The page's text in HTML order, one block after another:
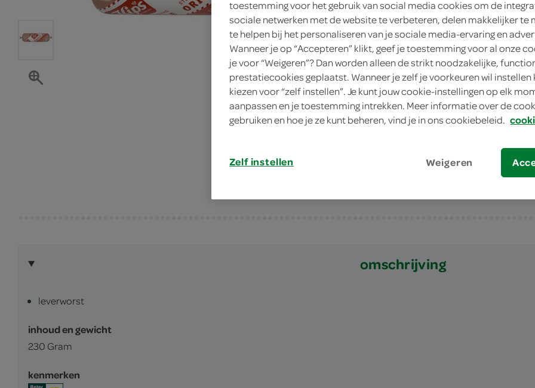
Let op: aanbiedingen zijn niet
verwerkt in de winkelmand.
stevige leverworst met vertrouwde
met 1 ster Beter Leven keurmerk
de bekende Kips leverworst smaak
omschrijving
leverworst
inhoud en gewicht
230 Gram
kenmerken
toestemming voor het gebruik van social media cookies om de
sociale netwerken met de website te verbeteren, delen makkelijker te
te helpen bij het personaliseren van je sociale media-ervaring en
Wanneer je op “Accepteren” klikt, geef je toestemming voor al onze
je voor “Weigeren”? Dan worden alleen de strikt noodzakelijke,
prestatiecookies geplaatst. Wanneer je zelf je voorkeuren wil instellen
kiezen voor “zelf instellen”. Je kunt jouw cookie-instellingen op elk
aanpassen en je toestemming intrekken. Meer informatie over de
gebruiken en hoe je ze kunt beheren, vind je in ons cookiebeleid.
Zelf instellen Weigeren